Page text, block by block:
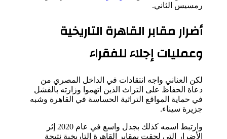
رمسيس الثاني.
أضرار مقابر القاهرة التاريخية
وعمليات إجلاء للفقراء
لكن العناني واجه انتقادات في الداخل المصري من
دعاة الحفاظ على التراث الذين اتهموا وزارته بالفشل
في حماية المواقع التراثية الحساسة في القاهرة وشبه
جزيرة سيناء.
وارتبط اسمه كذلك بجدل واسع في عام 2020 إثر
الأضرار التي لحقت بمقابر القاهرة التاريخية نتيجة